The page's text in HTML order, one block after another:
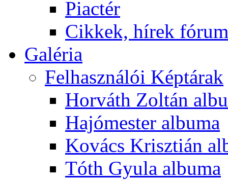
Piactér
Cikkek, hírek
Galéria
Felhasználói Képtárak
Horváth Zoltán
Hajómester albuma
Kovács Krisztián
Tóth Gyula albuma